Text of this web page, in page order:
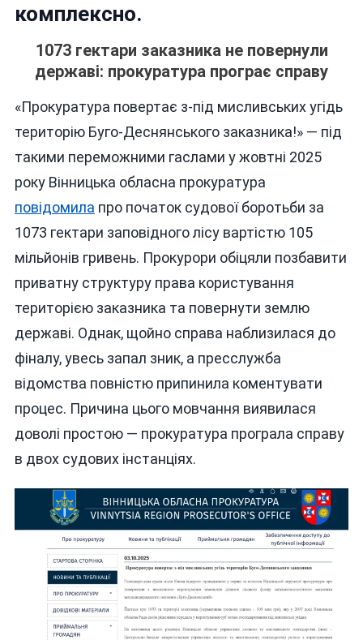
комплексно.
1073 гектари заказника не повернули
державі: прокуратура програє справу
«Прокуратура повертає з-під мисливських угідь
територію Буго-Деснянського заказника!» — під
такими переможними гаслами у жовтні 2025
року Вінницька обласна прокуратура
повідомила про початок судової боротьби за
1073 гектари заповідного лісу вартістю 105
мільйонів гривень. Прокурори обіцяли позбавити
приватну структуру права користування
територією заказника та повернути землю
державі. Однак, щойно справа наблизилася до
фіналу, увесь запал зник, а пресслужба
відомства повністю припинила коментувати
процес. Причина цього мовчання виявилася
доволі простою — прокуратура програла справу
в двох судових інстанціях.